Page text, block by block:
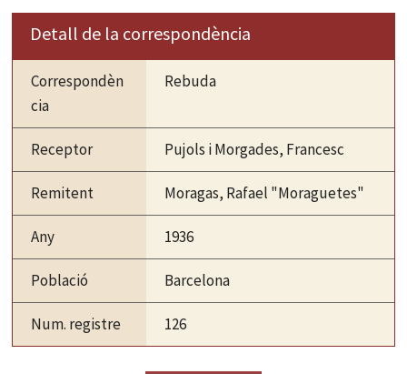
Detall de la correspondència
Correspondèn
cia
Rebuda
Receptor Pujols i Morgades, Francesc
Remitent Moragas, Rafael "Moraguetes"
Any 1936
Població Barcelona
Num. registre 126